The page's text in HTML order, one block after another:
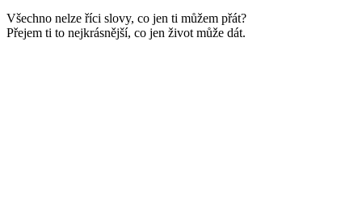
Všechno nelze říci slovy, co jen ti můžem přát?
Přejem ti to nejkrásnější, co jen život může dát.